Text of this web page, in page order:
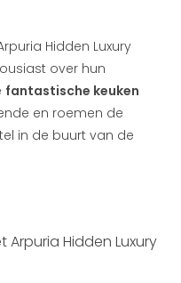
Hidden Luxury
over hun
fantastische keuken
en roemen de
in de buurt van de
Hidden Luxury